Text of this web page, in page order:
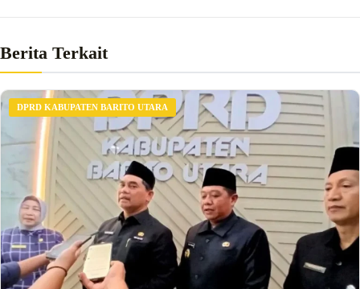
Berita Terkait
DPRD KABUPATEN BARITO UTARA